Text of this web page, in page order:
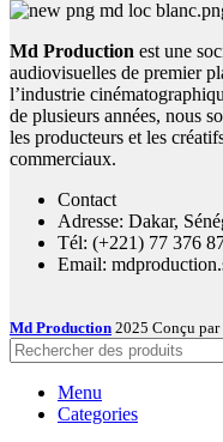
Md Production est une
audiovisuelles de premier
l’industrie
de plusieurs années, nous
les producteurs et les
commerciaux.
Contact
Adresse: Dakar,
Tél: (+221) 77 376
Email:
Md Production 2025 Conçu par
Menu
Categories